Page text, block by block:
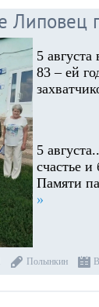
5
83 – ей
5
счастье
Памяти
»
Полынкин